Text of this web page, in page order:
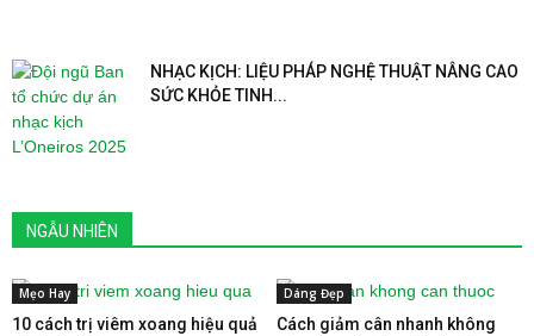
NHẠC KỊCH: LIỆU PHÁP NGHỆ THUẬT NÂNG CAO
SỨC KHỎE TINH...
NGẪU NHIÊN
Mẹo Hay
10 cách trị viêm xoang hiệu quả
Dáng Đẹp
Cách giảm cân nhanh không